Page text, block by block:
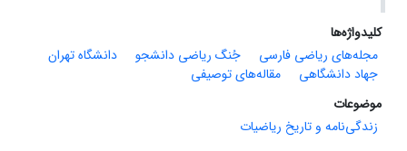
کلیدواژه‌ها
مجله‌های ریاضی فارسی
جُنگ ریاضی دانشجو
دانشگاه تهران
جهاد دانشگاهی
مقاله‌های توصیفی
موضوعات
زندگی‌نامه و تاریخ ریاضیات